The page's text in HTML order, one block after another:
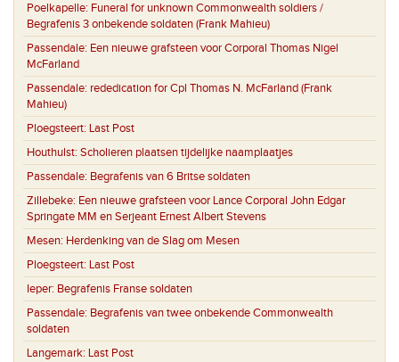
Poelkapelle: Funeral for unknown Commonwealth soldiers /
Begrafenis 3 onbekende soldaten (Frank Mahieu)
Passendale: Een nieuwe grafsteen voor Corporal Thomas Nigel
McFarland
Passendale: rededication for Cpl Thomas N. McFarland (Frank
Mahieu)
Ploegsteert: Last Post
Houthulst: Scholieren plaatsen tijdelijke naamplaatjes
Passendale: Begrafenis van 6 Britse soldaten
Zillebeke: Een nieuwe grafsteen voor Lance Corporal John Edgar
Springate MM en Serjeant Ernest Albert Stevens
Mesen: Herdenking van de Slag om Mesen
Ploegsteert: Last Post
Ieper: Begrafenis Franse soldaten
Passendale: Begrafenis van twee onbekende Commonwealth
soldaten
Langemark: Last Post